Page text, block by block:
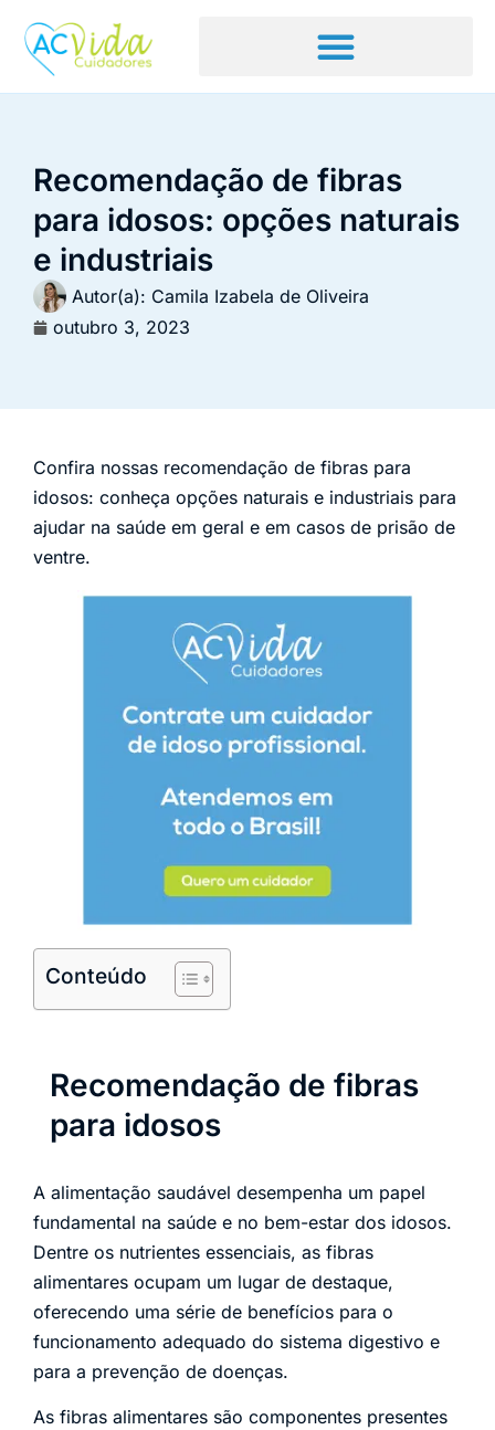
Recomendação de fibras
para idosos: opções naturais
e industriais
Autor(a): Camila Izabela de Oliveira
outubro 3, 2023
Confira nossas recomendação de fibras para
idosos: conheça opções naturais e industriais para
ajudar na saúde em geral e em casos de prisão de
ventre.
Conteúdo
Recomendação de fibras
para idosos
A alimentação saudável desempenha um papel
fundamental na saúde e no bem-estar dos idosos.
Dentre os nutrientes essenciais, as fibras
alimentares ocupam um lugar de destaque,
oferecendo uma série de benefícios para o
funcionamento adequado do sistema digestivo e
para a prevenção de doenças.
As fibras alimentares são componentes presentes